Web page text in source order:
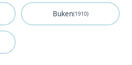
Buken(1910)